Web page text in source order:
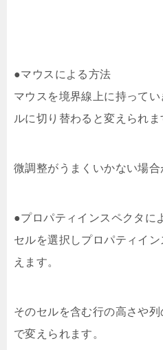
●マウスによる方法
マウスを境界線上に持って
ルに切り替わると変えられま
微調整がうまくいかない場合
●プロパティインスペクタに
セルを選択しプロパティイ
えます。
そのセルを含む行の高さや
で変えられます。